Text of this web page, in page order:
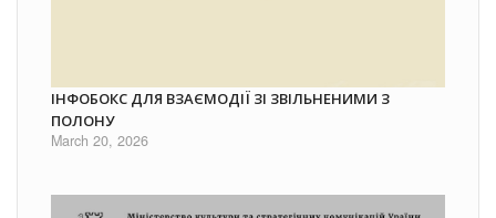
ІНФОБОКС ДЛЯ ВЗАЄМОДІЇ ЗІ ЗВІЛЬНЕНИМИ З
ПОЛОНУ
March 20, 2026